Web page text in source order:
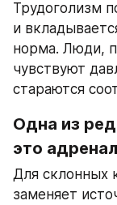
Трудоголизм
и
норма. Люди,
чувствуют
стараются
Одна из
это
Для склонных
заменяет